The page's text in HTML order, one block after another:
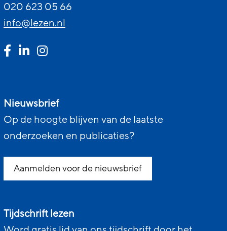
020 623 05 66
info@lezen.nl
Nieuwsbrief
Op de hoogte blijven van de laatste
onderzoeken en publicaties?
Aanmelden voor de nieuwsbrief
Tijdschrift lezen